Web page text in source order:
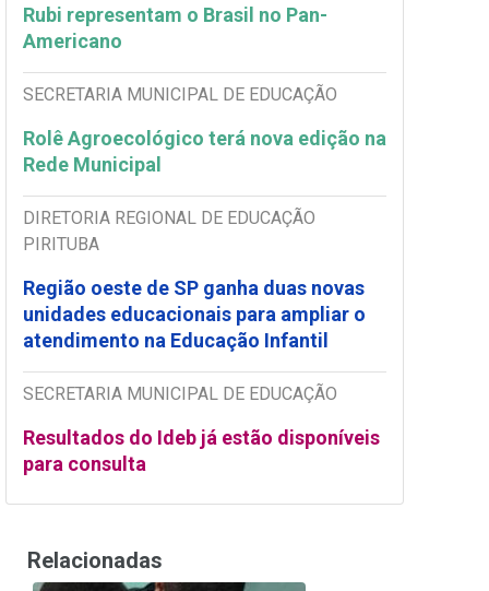
Rubi representam o Brasil no Pan-
Americano
SECRETARIA MUNICIPAL DE EDUCAÇÃO
Rolê Agroecológico terá nova edição na
Rede Municipal
DIRETORIA REGIONAL DE EDUCAÇÃO
PIRITUBA
Região oeste de SP ganha duas novas
unidades educacionais para ampliar o
atendimento na Educação Infantil
SECRETARIA MUNICIPAL DE EDUCAÇÃO
Resultados do Ideb já estão disponíveis
para consulta
Relacionadas